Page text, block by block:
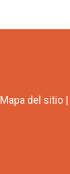
Mapa del sitio|